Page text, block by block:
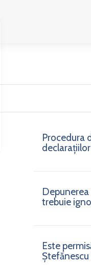
Procedura
trebuie
Este